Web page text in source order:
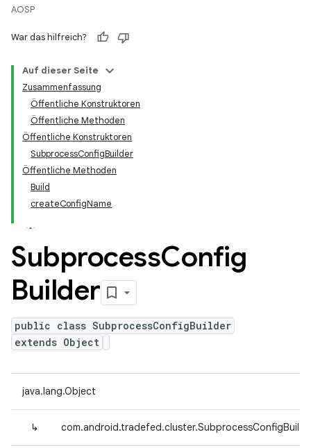
AOSP
War das hilfreich?
Auf dieser Seite
Zusammenfassung
Öffentliche Konstruktoren
Öffentliche Methoden
Öffentliche Konstruktoren
SubprocessConfigBuilder
Öffentliche Methoden
Build
createConfigName
SubprocessConfig
Builder
public class SubprocessConfigBuilder
extends Object
java.lang.Object
↳